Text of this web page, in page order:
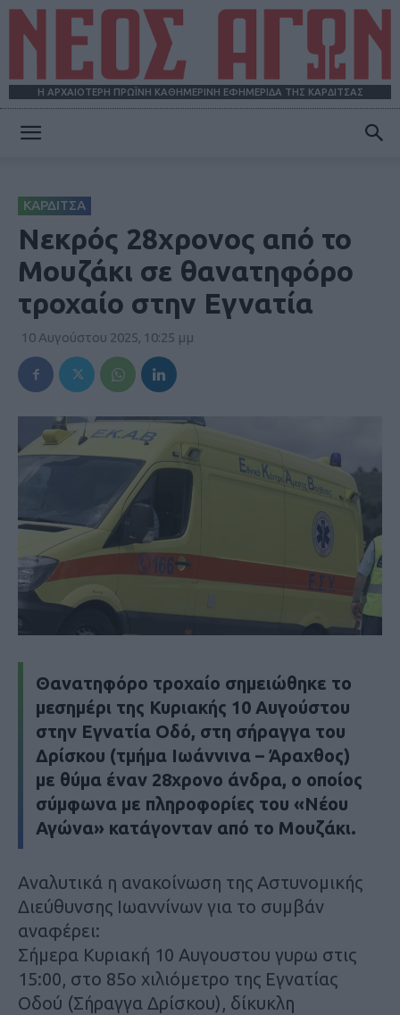
Η ΑΡΧΑΙΟΤΕΡΗ ΠΡΩΪΝΗ ΚΑΘΗΜΕΡΙΝΗ ΕΦΗΜΕΡΙΔΑ ΤΗΣ ΚΑΡΔΙΤΣΑΣ
ΚΑΡΔΙΤΣΑ
Νεκρός 28χρονος από το
Μουζάκι σε θανατηφόρο
τροχαίο στην Εγνατία
10 Αυγούστου 2025, 10:25 μμ
Θανατηφόρο τροχαίο σημειώθηκε το
μεσημέρι της Κυριακής 10 Αυγούστου
στην Εγνατία Οδό, στη σήραγγα του
Δρίσκου (τμήμα Ιωάννινα – Άραχθος)
με θύμα έναν 28χρονο άνδρα, ο οποίος
σύμφωνα με πληροφορίες του «Νέου
Αγώνα» κατάγονταν από το Μουζάκι.
Αναλυτικά η ανακοίνωση της Αστυνομικής
Διεύθυνσης Ιωαννίνων για το συμβάν
αναφέρει:
Σήμερα Κυριακή 10 Αυγουστου γυρω στις
15:00, στο 85ο χιλιόμετρο της Εγνατίας
Οδού (Σήραγγα Δρίσκου), δίκυκλη